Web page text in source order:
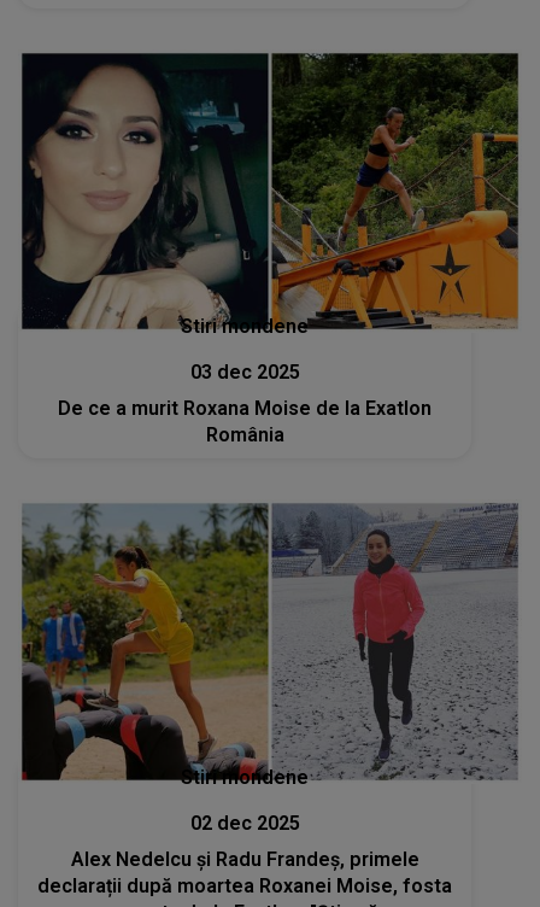
Stiri mondene
03 dec 2025
De ce a murit Roxana Moise de la Exatlon
România
Stiri mondene
02 dec 2025
Alex Nedelcu și Radu Frandeș, primele
declarații după moartea Roxanei Moise, fosta